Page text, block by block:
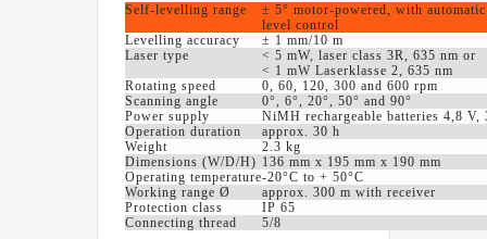
Self-levelling range
± 5° motor-powered, with automatic
level control
Levelling accuracy
± 1 mm/10 m
Laser type
< 5 mW, laser class 3R, 635 nm or
< 1 mW Laserklasse 2, 635 nm
Rotating speed
0, 60, 120, 300 and 600 rpm
Scanning angle
0°, 6°, 20°, 50° and 90°
Power supply
NiMH rechargeable batteries 4,8 V,
Operation duration
approx. 30 h
Weight
2.3 kg
Dimensions (W/D/H) 136 mm x 195 mm x 190 mm
Operating temperature-20°C to + 50°C
Working range Ø
approx. 300 m with receiver
Protection class
IP 65
Connecting thread
5/8